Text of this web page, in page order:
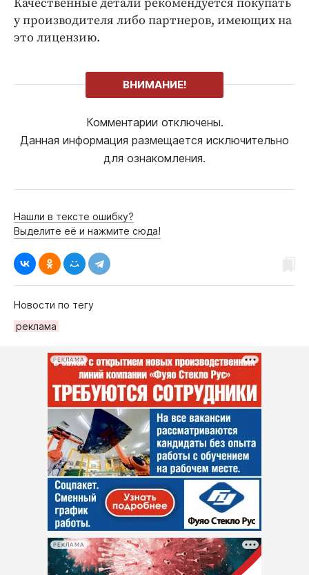
Качественные детали рекомендуется покупать
у производителя либо партнеров, имеющих на
это лицензию.
ВНИМАНИЕ!
Комментарии отключены.
Данная информация размещается исключительно
для ознакомления.
Нашли в тексте ошибку?
Выделите её и нажмите сюда!
Новости по тегу
рeклама
РЕКЛАМА
РЕКЛАМА